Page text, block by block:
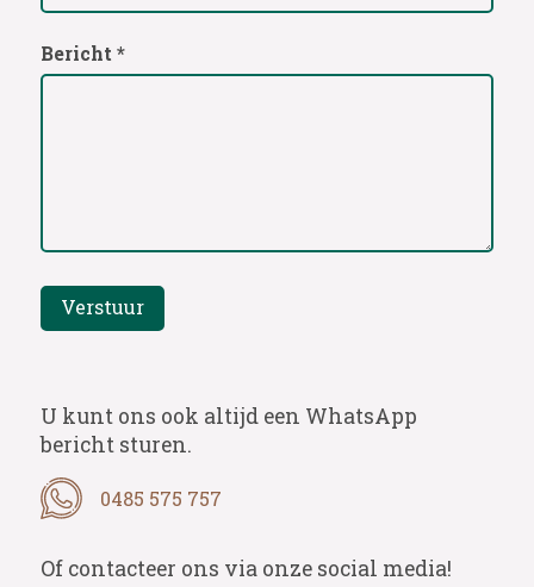
Bericht *
U kunt ons ook altijd een WhatsApp
bericht sturen.
0485 575 757
Of contacteer ons via onze social media!